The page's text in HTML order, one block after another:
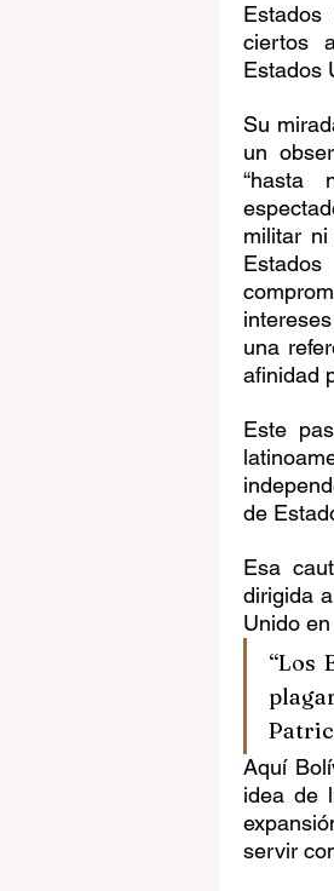
ciertos
Estados
Su
un
“hasta
militar
una
afinidad
Este
de
Esa
dirigida
Unido
“Los
Aquí
idea de
servir